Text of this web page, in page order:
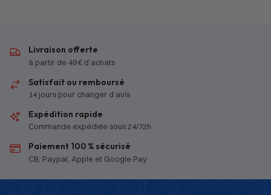
Livraison offerte
à partir de 49 € d’achats
Satisfait ou remboursé
14 jours pour changer d’avis
Expédition rapide
Commande expédiée sous 24/72h
Paiement 100 % sécurisé
CB, Paypal, Apple et Google Pay